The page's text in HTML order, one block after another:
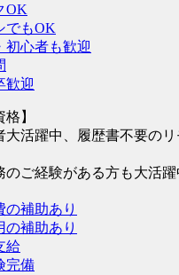
OK
でもOK
初心者も歓迎
歓迎
格】
大活躍中、履歴書不要の
のご経験がある方も大活躍
の補助あり
の補助あり
給
完備